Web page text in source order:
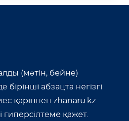
(мәтін, бейне)
бірінші абзацта негізгі
қаріппен zhanaru.kz
гиперсілтеме қажет.